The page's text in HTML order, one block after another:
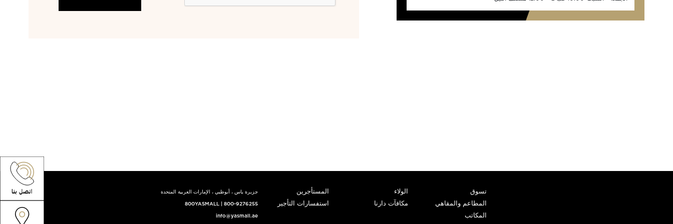
تسوق
المطاعم والمقاهي
المكاتب
الولاء
مكافآت دارنا
المستأجرين
استفسارات التأجير
جزيرة ياس ، أبوظبي ، الإمارات العربية المتحدة
800YASMALL| 800-9276255
info@yasmall.ae